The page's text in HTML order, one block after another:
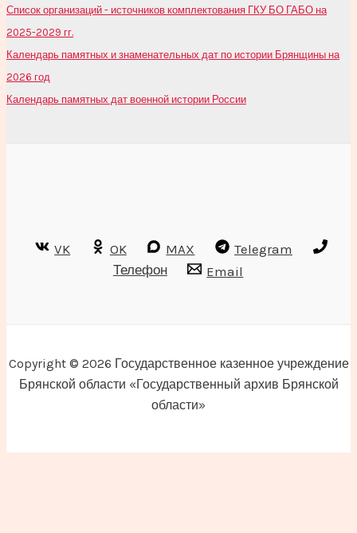
Список организаций - источников комплектования ГКУ БО ГАБО на
2025-2029 гг.
Календарь памятных и знаменательных дат по истории Брянщины на
2026 год
Календарь памятных дат военной истории России
VK OK MAX
Telegram
Телефон
Email
Copyright © 2026 Государственное казенное учреждение
Брянской области «Государственный архив Брянской
области»